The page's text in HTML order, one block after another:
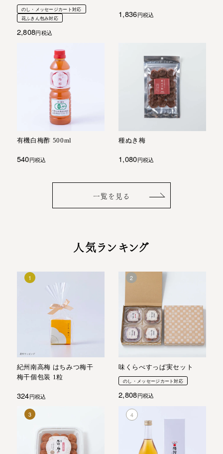
のし・メッセージカート対応
花ふきん包み対応
2,808 税込
1,836 税込
有機白梅酢 500ml
540 税込
種ぬき梅
1,080 税込
一覧を見る
人気ランキング
紀州南高梅 はちみつ梅干
梅干個包装 1粒
324 税込
味くらべすっぱ実セット
のし・メッセージカート対応
2,808 税込